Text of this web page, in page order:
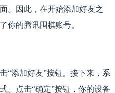
。因此，在开始添加好友之
你的腾讯围棋账号。
“添加好友”按钮。接下来，系
。点击“确定”按钮，你的设备